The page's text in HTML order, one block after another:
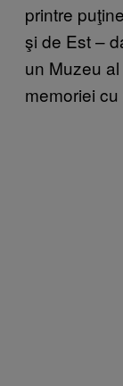
printre
şi de Est –
un Muzeu
memoriei